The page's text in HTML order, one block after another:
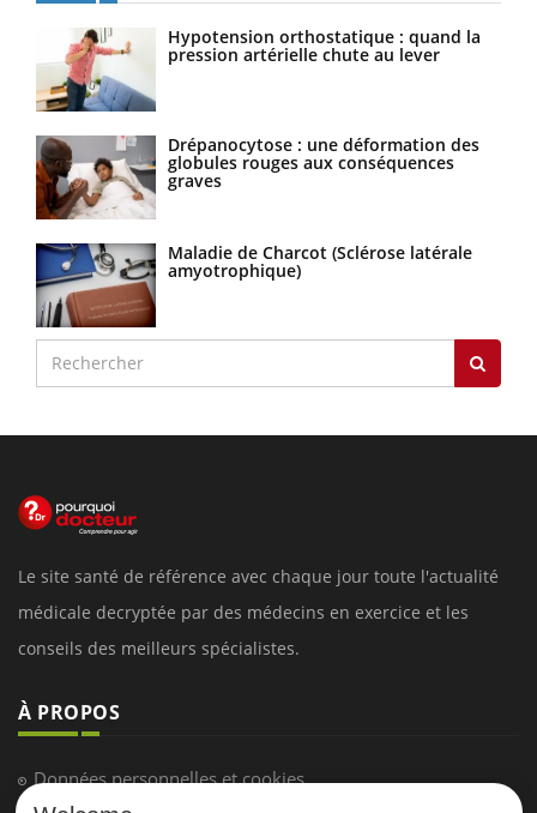
Hypotension orthostatique : quand la
pression artérielle chute au lever
Drépanocytose : une déformation des
globules rouges aux conséquences
graves
Maladie de Charcot (Sclérose latérale
amyotrophique)
Le site santé de référence avec chaque jour toute l'actualité
médicale decryptée par des médecins en exercice et les
conseils des meilleurs spécialistes.
À PROPOS
Données personnelles et cookies